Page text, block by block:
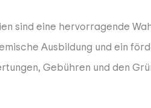
sind eine hervorragende
Ausbildung und ein
Gebühren und den